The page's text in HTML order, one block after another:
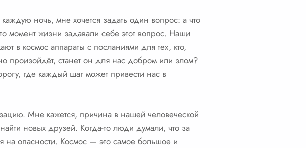
ночь, мне хочется задать один вопрос: а что
момент жизни задавали себе этот вопрос. Наши
в космос аппараты с посланиями для тех, кто,
произойдёт, станет он для нас добром или злом?
где каждый шаг может привести нас в
Мне кажется, причина в нашей человеческой
новых друзей. Когда-то люди думали, что за
на опасности. Космос — это самое большое и